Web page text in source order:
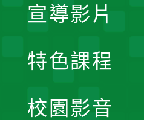
宣導影片
特色課程
校園影音